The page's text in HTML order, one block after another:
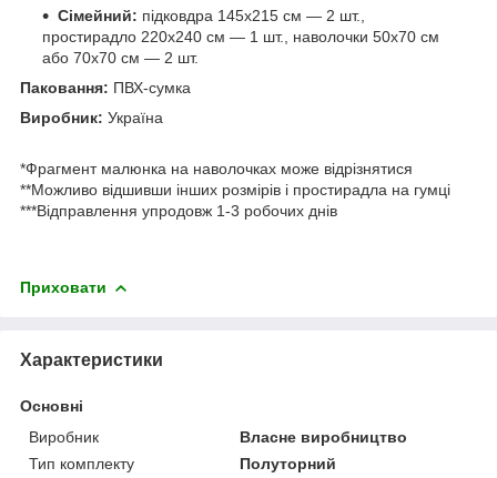
Сімейний: підковдра 145х215 см — 2 шт.,
простирадло 220х240 см — 1 шт., наволочки 50х70 см
або 70х70 см — 2 шт.
Паковання: ПВХ-сумка
Виробник: Україна
*Фрагмент малюнка на наволочках може відрізнятися
**Можливо відшивши інших розмірів і простирадла на гумці
***Відправлення упродовж 1-3 робочих днів
Приховати
Характеристики
Основні
Виробник
Власне виробництво
Тип комплекту
Полуторний